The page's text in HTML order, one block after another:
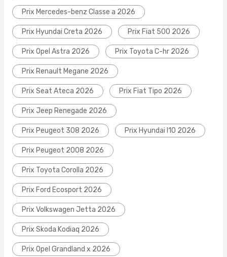
Prix Mercedes-benz Classe a 2026
Prix Hyundai Creta 2026 Prix Fiat 500 2026
Prix Opel Astra 2026 Prix Toyota C-hr 2026
Prix Renault Megane 2026
Prix Seat Ateca 2026 Prix Fiat Tipo 2026
Prix Jeep Renegade 2026
Prix Peugeot 308 2026 Prix Hyundai I10 2026
Prix Peugeot 2008 2026
Prix Toyota Corolla 2026
Prix Ford Ecosport 2026
Prix Volkswagen Jetta 2026
Prix Skoda Kodiaq 2026
Prix Opel Grandland x 2026